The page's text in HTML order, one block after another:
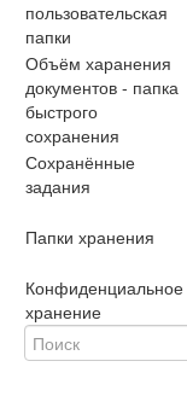
пользовательская
папки
Объём харанения
документов - папка
быстрого
сохранения
Сохранённые
задания
Папки хранения
Конфиденциальное
хранение